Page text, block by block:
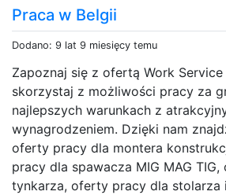
Praca w Belgii
Dodano: 9 lat 9 miesięcy temu
Zapoznaj się z ofertą Work Service
skorzystaj z możliwości pracy za
najlepszych warunkach z
wynagrodzeniem. Dzięki nam
oferty pracy dla montera
pracy dla spawacza MIG MAG
tynkarza, oferty pracy dla stolarza